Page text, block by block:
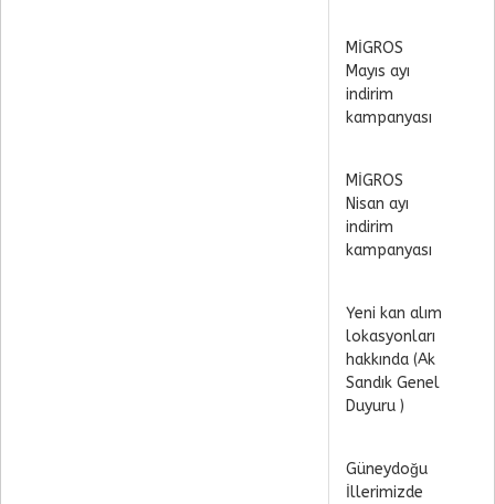
MİGROS
Mayıs ayı
indirim
kampanyası
MİGROS
Nisan ayı
indirim
kampanyası
Yeni kan alım
lokasyonları
hakkında (Ak
Sandık Genel
Duyuru )
Güneydoğu
İllerimizde